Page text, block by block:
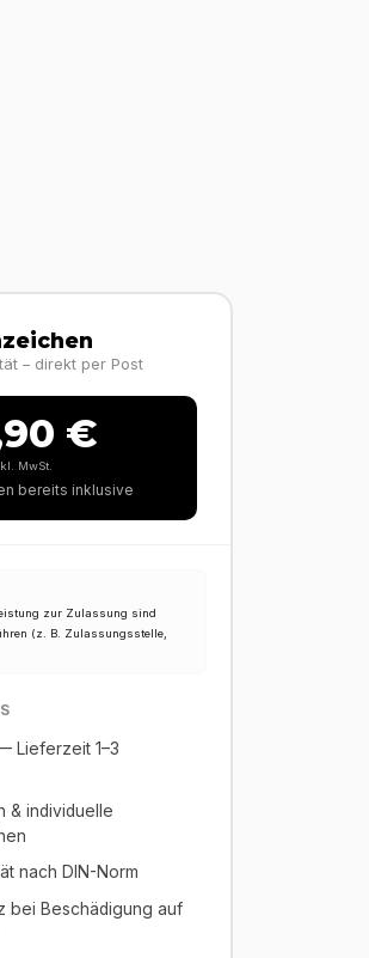
– direkt per Post
€
MwSt.
bereits inklusive
zur Zulassung sind
(z. B. Zulassungsstelle,
Lieferzeit 1–3
& individuelle
nach DIN-Norm
bei Beschädigung auf